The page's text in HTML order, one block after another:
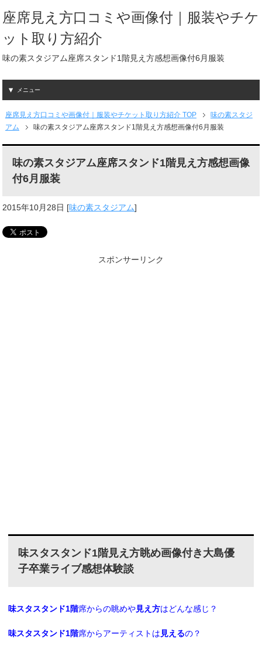
座席見え方口コミや画像付｜服装やチケ
ット取り方紹介
味の素スタジアム座席スタンド1階見え方感想画像付6月服装
メニュー
座席見え方口コミや画像付｜服装やチケット取り方紹介 TOP
味の素スタジ
アム
味の素スタジアム座席スタンド1階見え方感想画像付6月服装
味の素スタジアム座席スタンド1階見え方感想画像
付6月服装
2015年10月28日 [味の素スタジアム]
スポンサーリンク
味スタスタンド1階見え方眺め画像付き大島優
子卒業ライブ感想体験談
味スタスタンド1階席からの眺めや見え方はどんな感じ？
味スタスタンド1階席からアーティストは 見えるの？